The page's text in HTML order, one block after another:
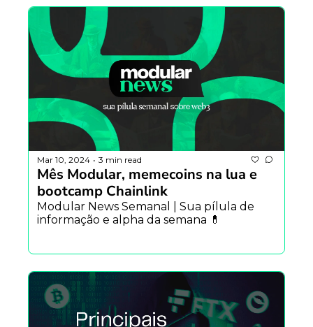
Mar 10, 2024 • 3 min read
Mês Modular, memecoins na lua e
bootcamp Chainlink
Modular News Semanal | Sua pílula de
informação e alpha da semana 💊